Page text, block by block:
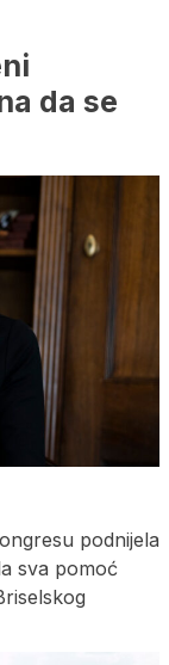
da se
podnijela
sva pomoć